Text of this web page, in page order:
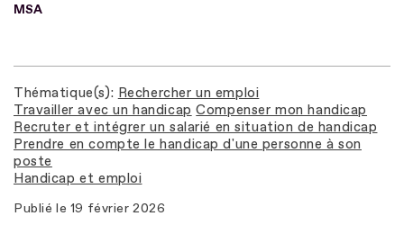
MSA
Thématique(s) Rechercher un emploi
Travailler avec un handicap Compenser mon handicap
Recruter et intégrer un salarié en situation de handicap
Prendre en compte le handicap d'une personne à son
poste
Handicap et emploi
Publié le 19 février 2026